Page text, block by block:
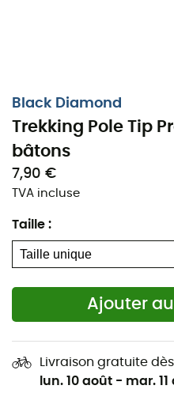
Black Diamond
Trekking Pole Tip
bâtons
7,90 €
TVA incluse
Taille :
Ajouter
Livraison gratuite
lun. 10 août - mar.
Les embouts de
sont
bruit de vos bâtons
Si vous aimeriez diminuer